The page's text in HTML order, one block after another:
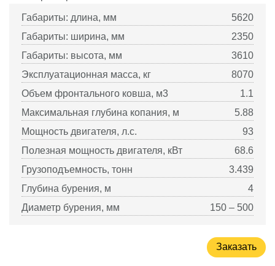
Габариты: длина, мм
5620
Габариты: ширина, мм
2350
Габариты: высота, мм
3610
Эксплуатационная масса, кг
8070
Объем фронтального ковша, м3
1.1
Максимальная глубина копания, м
5.88
Мощность двигателя, л.с.
93
Полезная мощность двигателя, кВт
68.6
Грузоподъемность, тонн
3.439
Глубина бурения, м
4
Диаметр бурения, мм
150 – 500
Заказать